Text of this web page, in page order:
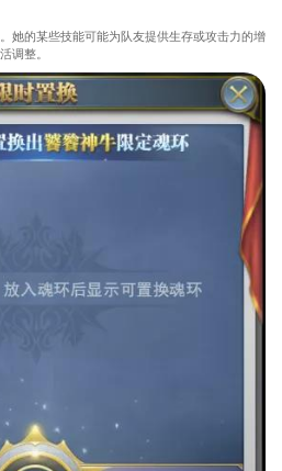
她的某些技能可能为队友提供生存或攻击力的增
调整。